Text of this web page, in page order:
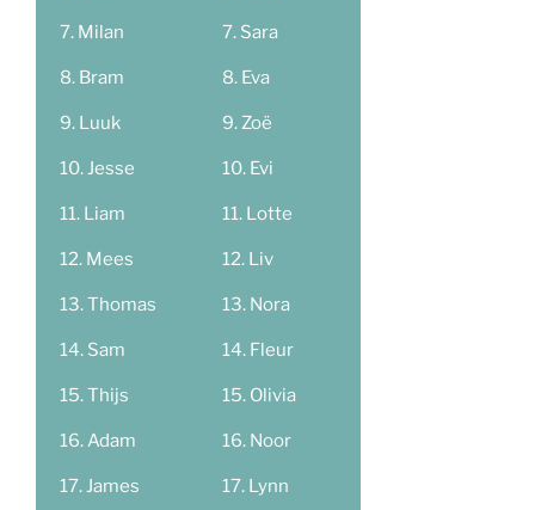
Milan
Bram
Luuk
Jesse
Liam
Mees
Thomas
Sam
Thijs
Adam
James
Sara
Eva
Zoë
Evi
Lotte
Liv
Nora
Fleur
Olivia
Noor
Lynn